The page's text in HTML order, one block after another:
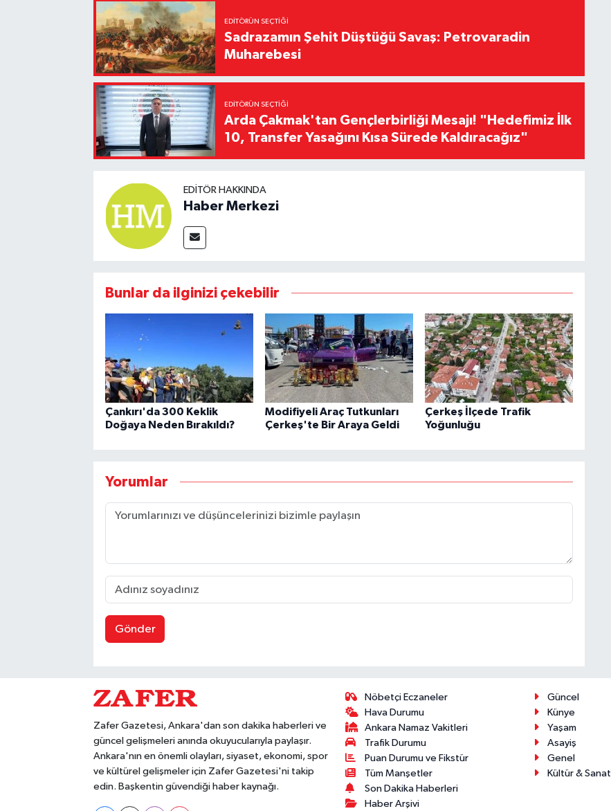
EDITÖRÜN SEÇTIĞI
Sadrazamın Şehit Düştüğü Savaş: Petrovaradin
Muharebesi
EDITÖRÜN SEÇTIĞI
Arda Çakmak'tan Gençlerbirliği Mesajı! "Hedefimiz İlk
10, Transfer Yasağını Kısa Sürede Kaldıracağız"
EDITÖR HAKKINDA
Haber Merkezi
Bunlar da ilginizi çekebilir
Çankırı'da 300 Keklik
Doğaya Neden Bırakıldı?
Modifiyeli Araç Tutkunları
Çerkeş'te Bir Araya Geldi
Çerkeş İlçede Trafik
Yoğunluğu
Yorumlar
Gönder
Zafer Gazetesi, Ankara'dan son dakika haberleri ve
güncel gelişmeleri anında okuyucularıyla paylaşır.
Ankara'nın en önemli olayları, siyaset, ekonomi, spor
ve kültürel gelişmeler için Zafer Gazetesi'ni takip
edin. Başkentin güvendiği haber kaynağı.
Nöbetçi Eczaneler
Hava Durumu
Ankara Namaz Vakitleri
Trafik Durumu
Puan Durumu ve Fikstür
Tüm Manşetler
Son Dakika Haberleri
Haber Arşivi
Güncel
Künye
Yaşam
Asayiş
Genel
Kültür & Sanat